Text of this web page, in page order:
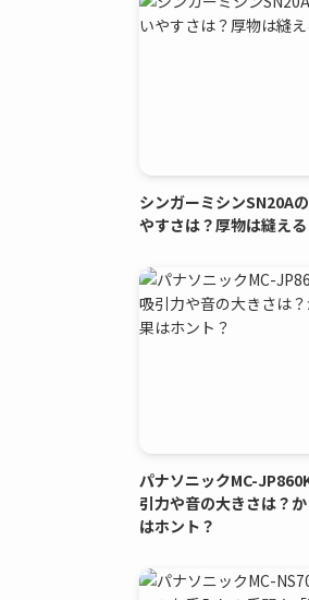
シンガーミシンSN20A
やすさは？厚物は縫える
パナソニックMC-
引力や音の大きさは？
はホント？